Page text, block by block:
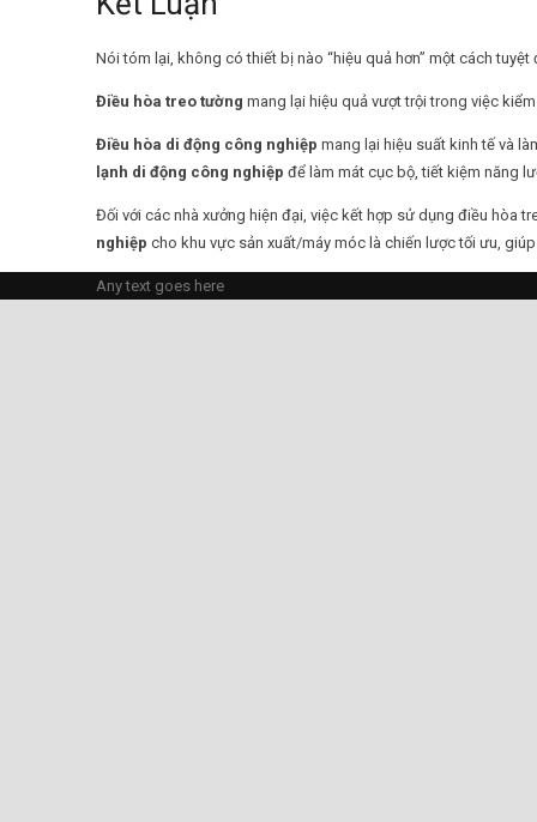
Nói tóm lại, không có thiết bị nào “hiệu quả hơn” một cách
Điều hòa treo tường mang lại hiệu quả vượt trội trong việc
Điều hòa di động công nghiệp mang lại hiệu suất kinh tế và
lạnh di động công nghiệp để làm mát cục bộ, tiết kiệm năng
Đối với các nhà xưởng hiện đại, việc kết hợp sử dụng điều hòa
nghiệp cho khu vực sản xuất/máy móc là chiến lược tối ưu,
Any text goes here